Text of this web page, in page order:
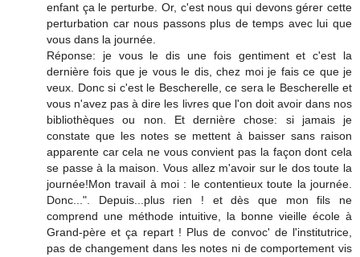
enfant ça le perturbe. Or, c'est nous qui devons gérer cette
perturbation car nous passons plus de temps avec lui que
vous dans la journée.
Réponse: je vous le dis une fois gentiment et c'est la
dernière fois que je vous le dis, chez moi je fais ce que je
veux. Donc si c'est le Bescherelle, ce sera le Bescherelle et
vous n'avez pas à dire les livres que l'on doit avoir dans nos
bibliothèques ou non. Et dernière chose: si jamais je
constate que les notes se mettent à baisser sans raison
apparente car cela ne vous convient pas la façon dont cela
se passe à la maison. Vous allez m'avoir sur le dos toute la
journée!Mon travail à moi : le contentieux toute la journée.
Donc...". Depuis...plus rien ! et dès que mon fils ne
comprend une méthode intuitive, la bonne vieille école à
Grand-père et ça repart ! Plus de convoc' de l'institutrice,
pas de changement dans les notes ni de comportement vis